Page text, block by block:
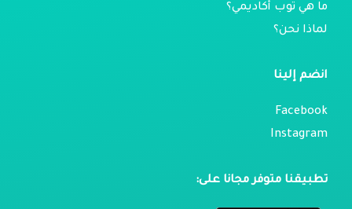
ما هي توب أكاديمي؟
لماذا نحن؟
انضم إلينا
Facebook
Instagram
تطبيقنا متوفر مجانا على: